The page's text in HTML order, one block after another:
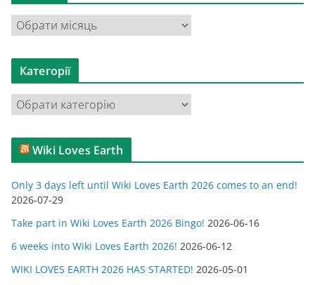
р
х
в
Категорії
а
т
о
р
і
ї
Wiki Loves Earth
Only 3 days left until Wiki Loves Earth 2026 comes to an end!
2026-07-29
Take part in Wiki Loves Earth 2026 Bingo! 2026-06-16
6 weeks into Wiki Loves Earth 2026! 2026-06-12
WIKI LOVES EARTH 2026 HAS STARTED! 2026-05-01